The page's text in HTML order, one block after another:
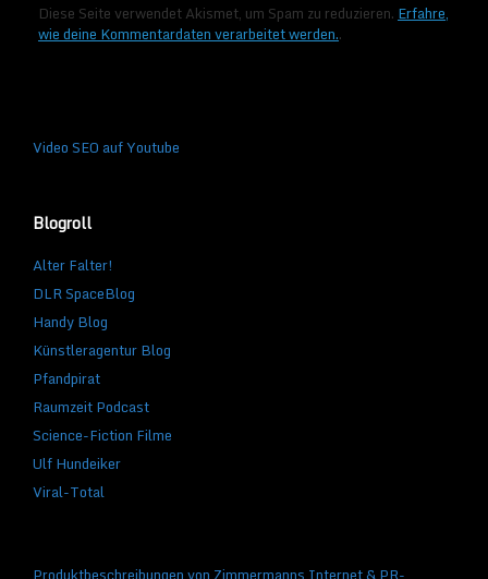
Diese Seite verwendet Akismet, um Spam zu reduzieren.Erfahre,
wie deine Kommentardaten verarbeitet werden..
Video SEO auf Youtube
Blogroll
Alter Falter!
DLR SpaceBlog
Handy Blog
Künstleragentur Blog
Pfandpirat
Raumzeit Podcast
Science-Fiction Filme
Ulf Hundeiker
Viral-Total